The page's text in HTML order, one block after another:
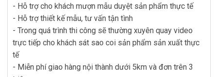
- Hỗ trợ cho khách mượn mẫu duyệt sản phẩm thực tế
- Hỗ trợ thiết kế mẫu, tư vấn tận tình
- Trong quá trình thi công sẽ thường xuyên quay video
trực tiếp cho khách sát sao coi sản phẩm sản xuất thực
tế
- Miễn phí giao hàng nội thành dưới 5km và đơn trên 3